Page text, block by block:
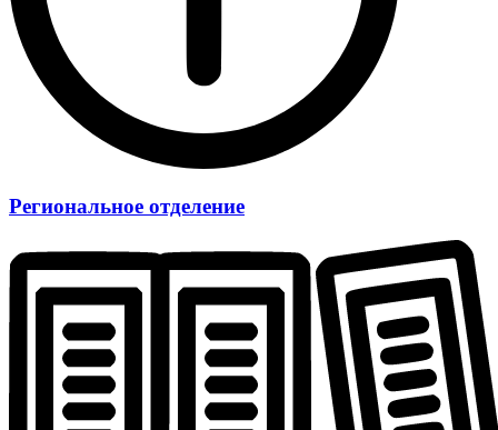
Региональное отделение